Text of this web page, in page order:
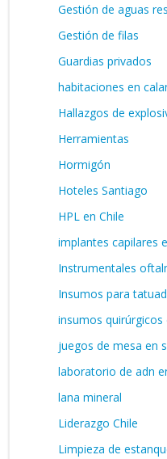
Gestión de aguas
Gestión de filas
Guardias privados
habitaciones en
Hallazgos de
Herramientas
Hormigón
Hoteles Santiago
HPL en Chile
implantes capilares
Instrumentales
Insumos para
insumos quirúrgicos
juegos de mesa en
laboratorio de adn
lana mineral
Liderazgo Chile
Limpieza de